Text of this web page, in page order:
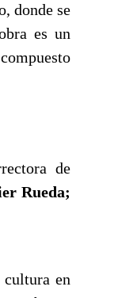
donde se
es un
de
Rueda;
en